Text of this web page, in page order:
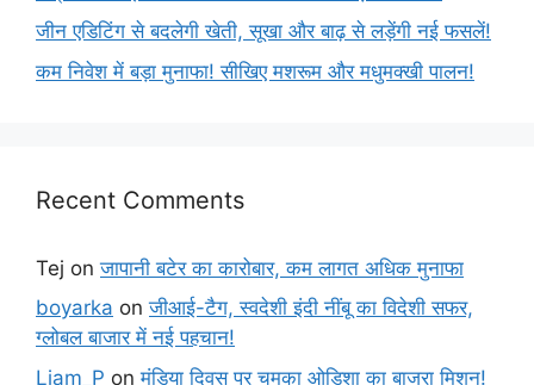
जीन एडिटिंग से बदलेगी खेती, सूखा और बाढ़ से लड़ेंगी नई फसलें!
कम निवेश में बड़ा मुनाफा! सीखिए मशरूम और मधुमक्खी पालन!
Recent Comments
Tej onजापानी बटेर का कारोबार, कम लागत अधिक मुनाफा
boyarka onजीआई-टैग, स्वदेशी इंदी नींबू का विदेशी सफर,
ग्लोबल बाजार में नई पहचान!
Liam_P onमंडिया दिवस पर चमका ओडिशा का बाजरा मिशन!